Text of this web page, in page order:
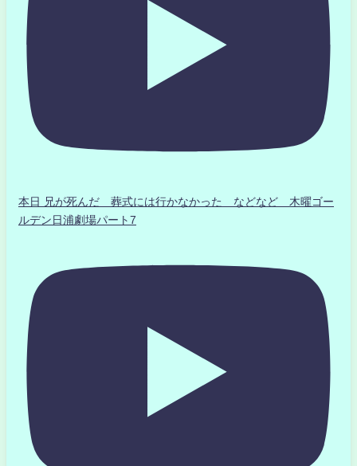
本日 兄が死んだ 葬式には行かなかった などなど 木曜ゴー
ルデン日浦劇場パート7